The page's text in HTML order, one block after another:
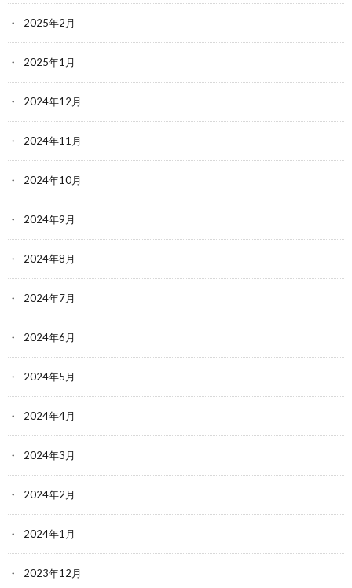
2025年2月
2025年1月
2024年12月
2024年11月
2024年10月
2024年9月
2024年8月
2024年7月
2024年6月
2024年5月
2024年4月
2024年3月
2024年2月
2024年1月
2023年12月